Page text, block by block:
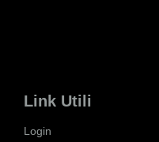
Link Utili
Login